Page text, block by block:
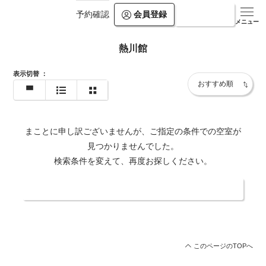
予約確認 会員登録
メニュー
熱川館
表示切替 ：
まことに申し訳ございませんが、ご指定の条件での空室が
見つかりませんでした。
検索条件を変えて、再度お探しください。
このページのTOPへ